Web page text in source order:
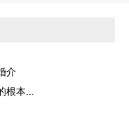
介
根本...